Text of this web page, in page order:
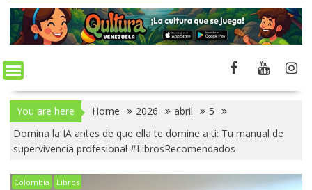
You are here Home 2026 abril
5
Domina la IA antes de que ella te domine a ti: Tu manual de
supervivencia profesional #LibrosRecomendados
Colombia Libros